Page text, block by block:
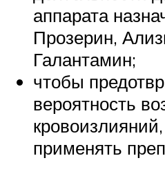
аппарата
Прозерин,
Галантамин;
чтобы
вероятность
применять